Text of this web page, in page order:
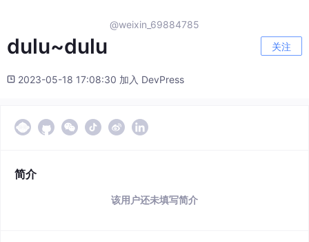
@weixin_69884785
dulu~dulu 关注
2023-05-18 17:08:30 加入 DevPress
简介
该用户还未填写简介